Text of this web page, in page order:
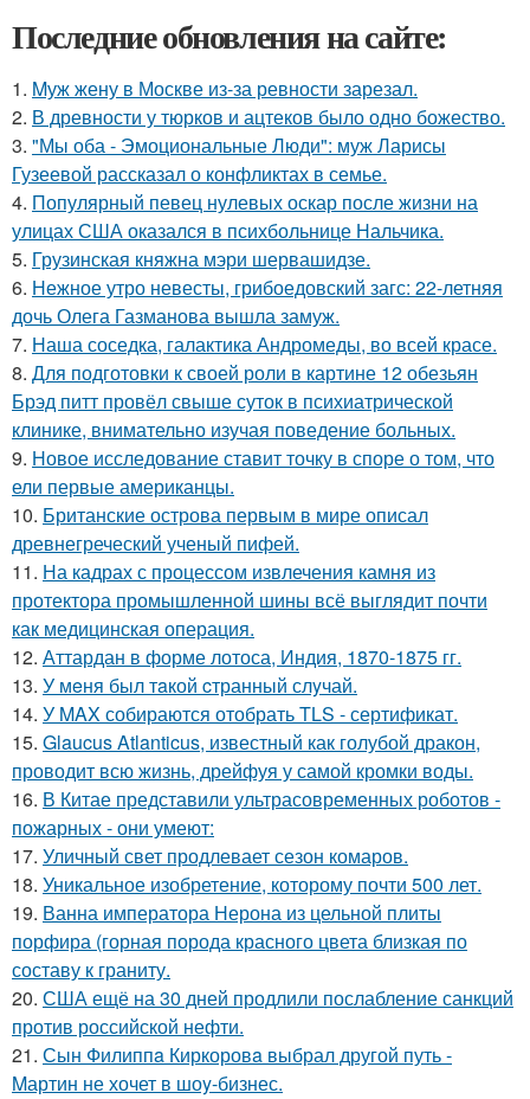
Последние обновления на сайте:
1. Mуж жену в Москве из-за ревности зарезал.
2. В древности у тюрков и ацтеков было одно божество.
3. "Мы оба - Эмоциональные Люди": муж Ларисы
Гузеевой рассказал о конфликтах в семье.
4. Популярный певец нулевых оскар после жизни на
улицах США оказался в психбольнице Нальчика.
5. Грузинская княжна мэри шервашидзе.
6. Нежное утро невесты, грибоедовский загс: 22-летняя
дочь Олега Газманова вышла замуж.
7. Наша соседка, галактика Андромеды, во всей красе.
8. Для подготовки к своей роли в картине 12 обезьян
Брэд питт провёл свыше суток в психиатрической
клинике, внимательно изучая поведение больных.
9. Новое исследование ставит точку в споре о том, что
ели первые американцы.
10. Британские острова первым в мире описал
древнегреческий ученый пифей.
11. На кадрах с процессом извлечения камня из
протектора промышленной шины всё выглядит почти
как медицинская операция.
12. Аттардан в форме лотоса, Индия, 1870-1875 гг.
13. У мeня был тaкой cтранный слyчай.
14. У MAX собираются отобрать TLS - сертификат.
15. Glaucus Atlanticus, известный как голубой дракон,
проводит всю жизнь, дрейфуя у самой кромки воды.
16. В Китае представили ультрасовременных роботов -
пожарных - они умеют:
17. Уличный свет продлевает сезон комаров.
18. Уникальное изобретение, которому почти 500 лет.
19. Ванна императора Нерона из цельной плиты
порфира (горная порода красного цвета близкая по
составу к граниту.
20. США ещё на 30 дней продлили послабление санкций
против российской нефти.
21. Сын Филиппa Киркоровa выбрал другой путь -
Mартин не хочет в шоy-бизнес.